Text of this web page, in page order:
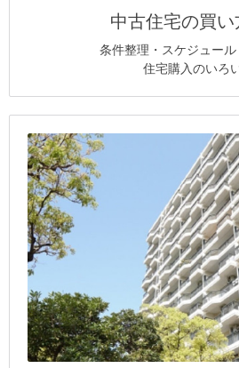
中古住宅の買い
条件整理・スケジュー
住宅購入のいろ